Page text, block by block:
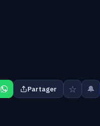
Partager ☆ 🔔